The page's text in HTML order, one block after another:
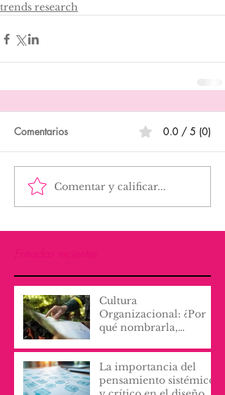
trends research
Comentarios 0.0 / 5 (0)
Comentar y calificar...
Cultura
Organizacional: ¿Por
qué nombrarla,
cambia todo?
La importancia del
pensamiento sistémico